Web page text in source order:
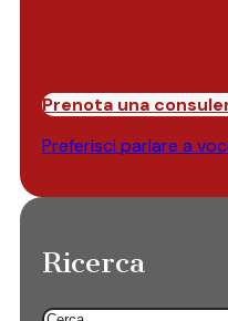
Prenota una
Preferisci parlare a
Ricerca